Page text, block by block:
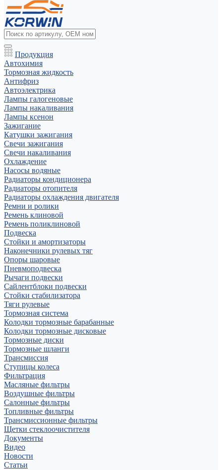
Продукция
Автохимия
Тормозная жидкость
Антифриз
Автоэлектрика
Лампы галогеновые
Лампы накаливания
Лампы ксенон
Зажигание
Катушки зажигания
Свечи зажигания
Свечи накаливания
Охлаждение
Насосы водяные
Радиаторы кондиционера
Радиаторы отопителя
Радиаторы охлаждения двигателя
Ремни и ролики
Ремень клиновой
Ремень поликлиновой
Подвеска
Стойки и амортизаторы
Наконечники рулевых тяг
Опоры шаровые
Пневмоподвеска
Рычаги подвески
Сайлентблоки подвески
Стойки стабилизатора
Тяги рулевые
Тормозная система
Колодки тормозные барабанные
Колодки тормозные дисковые
Тормозные диски
Тормозные шланги
Трансмиссия
Ступицы колеса
Фильтрация
Масляные фильтры
Воздушные фильтры
Салонные фильтры
Топливные фильтры
Трансмиссионные фильтры
Щетки стеклоочистителя
Документы
Видео
Новости
Статьи